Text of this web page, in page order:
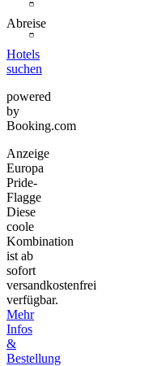
Abreise
Hotels
suchen
powered
by
Booking.com
Anzeige
Europa
Pride-
Flagge
Diese
coole
Kombination
ist ab
sofort
versandkostenfrei
verfügbar.
Mehr
Infos
&
Bestellung